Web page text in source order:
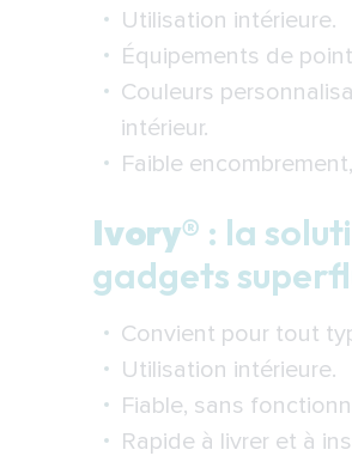
Utilisation intérieure.
Équipements de
Couleurs
intérieur.
Faible
Ivory® : la
gadgets
Convient pour tout
Utilisation intérieure.
Fiable, sans
Rapide à livrer et à